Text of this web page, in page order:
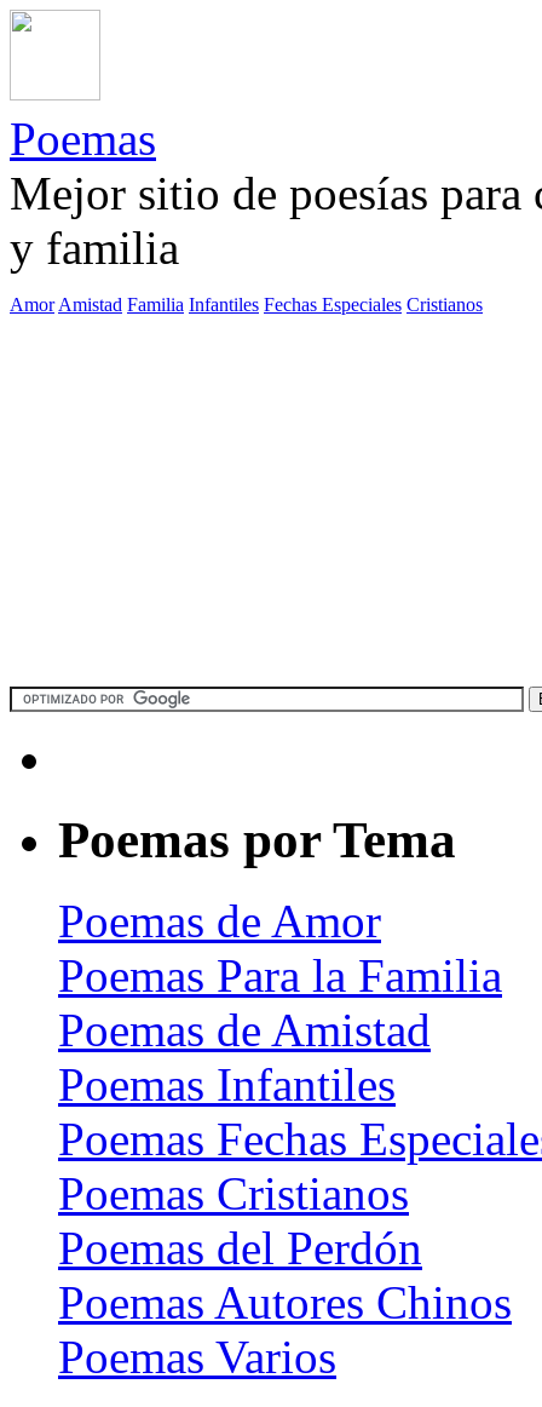
Poemas
Mejor sitio de poesías
y familia
Amor Amistad Familia Infantiles Fechas Especiales Cristianos
Poemas por Tema
Poemas de Amor
Poemas Para la Familia
Poemas de Amistad
Poemas Infantiles
Poemas Fechas
Poemas Cristianos
Poemas del Perdón
Poemas Autores Chinos
Poemas Varios